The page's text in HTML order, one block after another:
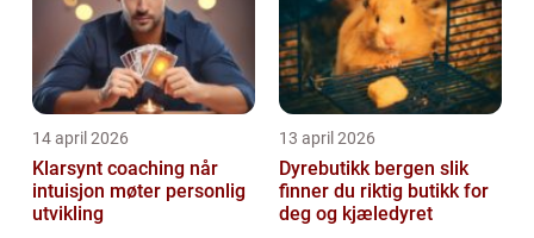
14 april 2026
Klarsynt coaching når
intuisjon møter personlig
utvikling
13 april 2026
Dyrebutikk bergen slik
finner du riktig butikk for
deg og kjæledyret